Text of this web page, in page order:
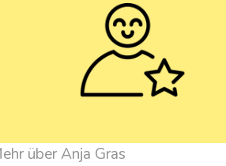
über Anja Gras